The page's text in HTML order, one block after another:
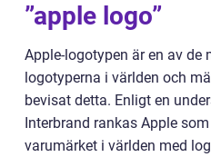
”apple logo”
Apple-logotypen är en av de
logotyperna i världen och
bevisat detta. Enligt en
Interbrand rankas Apple
varumärket i världen med